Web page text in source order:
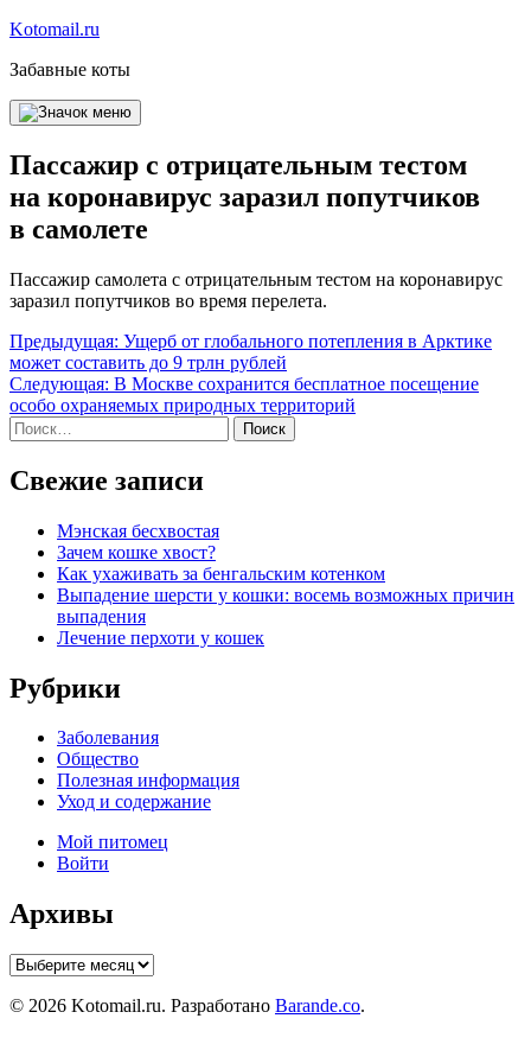
Перейти
содержимому
Kotomail.ru
Забавные коты
Пассажир с отрицательным тестом
на коронавирус заразил попутчиков
в самолете
Пассажир самолета с отрицательным тестом на коронавирус
заразил попутчиков во время перелета.
Навигация
по
записям
Предыдущая: Ущерб от глобального потепления в Арктике
может составить до 9 трлн рублей
Следующая: В Москве сохранится бесплатное посещение
особо охраняемых природных территорий
Найти:
Свежие записи
Мэнская бесхвостая
Зачем кошке хвост?
Как ухаживать за бенгальским котенком
Выпадение шерсти у кошки: восемь возможных причин
выпадения
Лечение перхоти у кошек
Рубрики
Заболевания
Общество
Полезная информация
Уход и содержание
Мой питомец
Войти
Архивы
Архивы
© 2026 Kotomail.ru. Разработано Barande.co.